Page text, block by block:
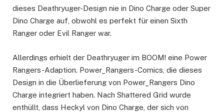
dieses Deathryuger-Design nie in Dino Charge oder Super
Dino Charge auf, obwohl es perfekt für einen Sixth
Ranger oder Evil Ranger war.
Allerdings erhielt der Deathryuger im BOOM! eine Power
Rangers-Adaption. Power_Rangers-Comics, die dieses
Design in die Überlieferung von Power_Rangers Dino
Charge integriert haben. Nach Shattered Grid wurde
enthüllt, dass Heckyl von Dino Charge, der sich von